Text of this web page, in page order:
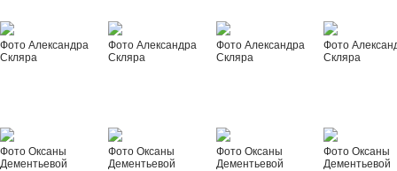
Фото Александра
Скляра
Фото Александра
Скляра
Фото Александра
Скляра
Фото
Скляра
Фото Оксаны
Дементьевой
Фото Оксаны
Дементьевой
Фото Оксаны
Дементьевой
Фото Оксаны
Дементьевой